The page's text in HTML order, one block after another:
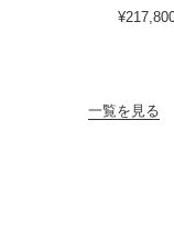
一覧を見る